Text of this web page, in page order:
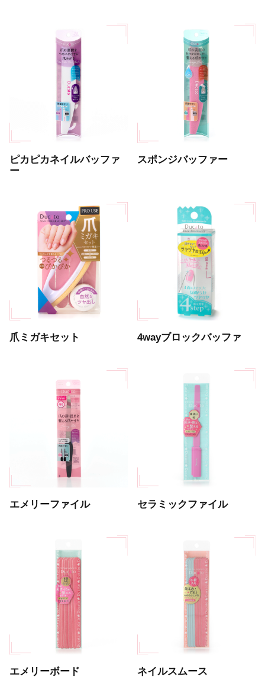
ピカピカネイルバッファ
ー
スポンジバッファー
爪ミガキセット 4wayブロックバッファ
エメリーファイル セラミックファイル
エメリーボード ネイルスムース